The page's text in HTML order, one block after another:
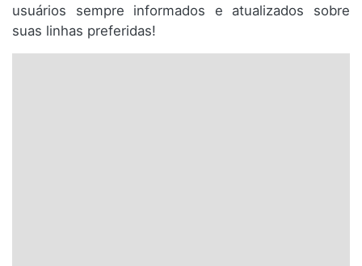
usuários sempre informados e atualizados sobre
suas linhas preferidas!